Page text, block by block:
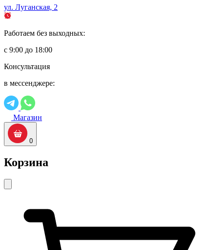
ул. Луганская, 2
Работаем без выходных:
с 9:00 до 18:00
Консультация
в мессенджере:
Магазин
0
Корзина